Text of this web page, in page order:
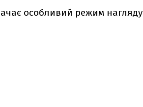
особливий режим нагляду